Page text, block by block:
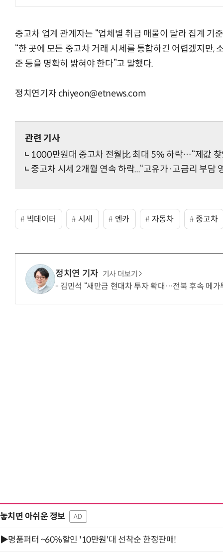
중고차 업계 관계자는 “업체별 취급 매물이 달라 집계 기
“한 곳에 모든 중고차 거래 시세를 통합하긴 어렵겠지만,
준 등을 명확히 밝혀야 한다”고 말했다.
정치연기자 chiyeon@etnews.com
관련 기사
1000만원대 중고차 전월比 최대 5% 하락…“제값 찾
중고차 시세 2개월 연속 하락...“고유가·고금리 부담
빅데이터 시세 엔카 자동차 중고차
정치연 기자 기사 더보기
김민석 “새만금 현대차 투자 확대…전북 후속 메가
놓치면 아쉬운 정보 AD
▶명품퍼터 ~60%할인 '10만원'대 선착순 한정판매!